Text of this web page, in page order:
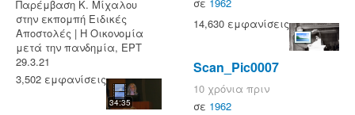
Παρέμβαση Κ. Μίχαλου
στην εκπομπή Ειδικές
Αποστολές | Η Οικονομία
μετά την πανδημία, ΕΡΤ
29.3.21
3,502 εμφανίσεις
34:35
14,630 εμφανίσεις
Scan_Pic0007
10 χρόνια πριν
σε 1962